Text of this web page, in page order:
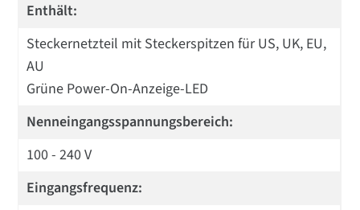
Enthält:
Steckernetzteil mit Steckerspitzen für US, UK, EU,
AU
Grüne Power-On-Anzeige-LED
Nenneingangsspannungsbereich:
100 - 240 V
Eingangsfrequenz: